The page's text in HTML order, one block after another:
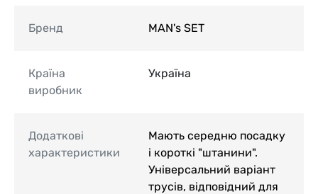
Бренд MAN's SET
Країна
виробник
Україна
Додаткові
характеристики
Мають середню посадку
і короткі "штанини".
Універсальний варіант
трусів, відповідний для